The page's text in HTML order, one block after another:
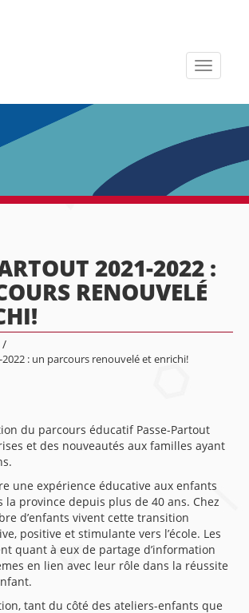
Toggle
2021-2022 :
RENOUVELÉ
/
: un parcours renouvelé et enrichi!
du parcours éducatif Passe-Partout
et des nouveautés aux familles ayant
une expérience éducative aux enfants
la province depuis plus de 40 ans. Chez
d’enfants vivent cette transition
positive et stimulante vers l’école. Les
quant à eux de partage d’information
en lien avec leur rôle dans la réussite
tant du côté des ateliers-enfants que